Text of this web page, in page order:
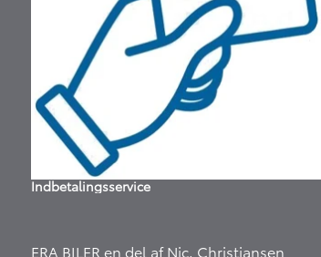
Indbetalingsservice
ERA BILER en del afNic. Christiansen